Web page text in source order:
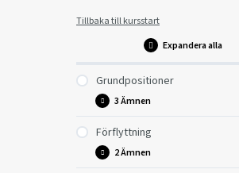
Tillbaka till kursstart
Expandera alla
Grundpositioner
3 Ämnen
Grundposition
Förflyttning
2 Ämnen